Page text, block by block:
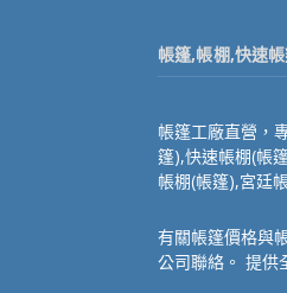
帳篷,帳棚,快速
帳篷工廠直營，
篷),快速帳棚(帳
帳棚(帳篷),宮廷
有關帳篷價格與
公司聯絡。 提供